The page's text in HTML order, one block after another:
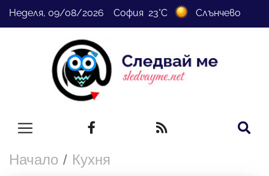
Неделя, 09/08/2026 София 23°C Слънчево
Начало Кухня